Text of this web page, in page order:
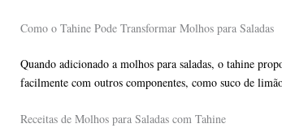
Como o Tahine Pode Transformar Molhos para Saladas
Quando adicionado a molhos para saladas, o tahine
facilmente com outros componentes, como suco de
Receitas de Molhos para Saladas com Tahine